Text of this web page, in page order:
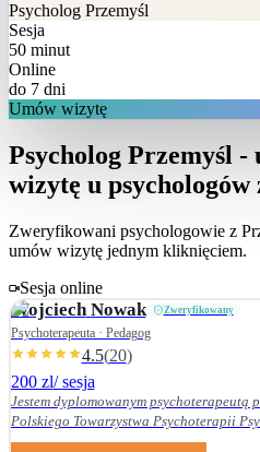
Psycholog Przemyśl
Sesja
50 minut
Online
do 7 dni
Umów wizytę
Psycholog Przemyśl
wizytę u psychologów
Zweryfikowani psychologowie z
umów wizytę jednym kliknięciem.
Sesja online
Wojciech Nowak Zweryfikowany
Psychoterapeuta · Pedagog
4.5(20)
200 zl/ sesja
Jestem dyplomowanym psychoterapeutą
Polskiego Towarzystwa Psychoterapii
terapeutycznej wnikliwie słucham